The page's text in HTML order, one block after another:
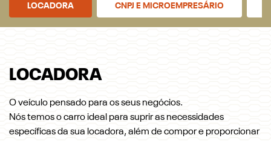
CNPJ E MICROEMPRESÁRIO
LOCADORA
LOCADORA
O veículo pensado para os seus negócios.
Nós temos o carro ideal para suprir as necessidades
específicas da sua locadora, além de compor e proporcionar